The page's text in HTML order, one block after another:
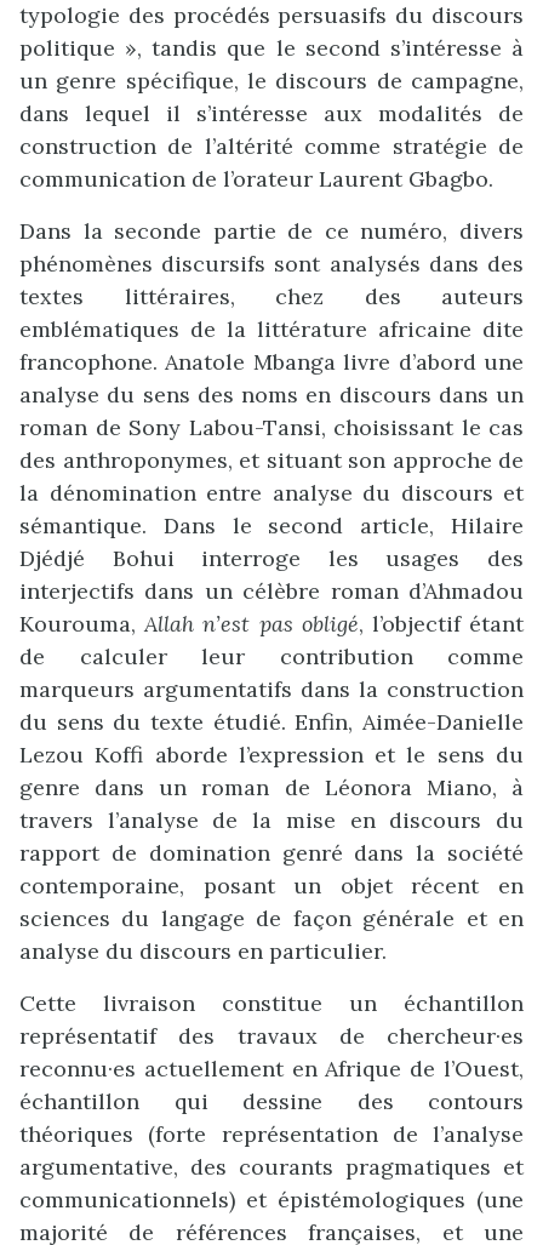
typologie des procédés persuasifs du discours
politique », tandis que le second s’intéresse à
un genre spécifique, le discours de campagne,
dans lequel il s’intéresse aux modalités de
construction de l’altérité comme stratégie de
communication de l’orateur Laurent Gbagbo.
Dans la seconde partie de ce numéro, divers
phénomènes discursifs sont analysés dans des
textes littéraires, chez des auteurs
emblématiques de la littérature africaine dite
francophone. Anatole Mbanga livre d’abord une
analyse du sens des noms en discours dans un
roman de Sony Labou-Tansi, choisissant le cas
des anthroponymes, et situant son approche de
la dénomination entre analyse du discours et
sémantique. Dans le second article, Hilaire
Djédjé Bohui interroge les usages des
interjectifs dans un célèbre roman d’Ahmadou
Kourouma,Allah n’est pas obligé, l’objectif étant
de calculer leur contribution comme
marqueurs argumentatifs dans la construction
du sens du texte étudié. Enfin, Aimée-Danielle
Lezou Koffi aborde l’expression et le sens du
genre dans un roman de Léonora Miano, à
travers l’analyse de la mise en discours du
rapport de domination genré dans la société
contemporaine, posant un objet récent en
sciences du langage de façon générale et en
analyse du discours en particulier.
Cette livraison constitue un échantillon
représentatif des travaux de chercheur·es
reconnu·es actuellement en Afrique de l’Ouest,
échantillon qui dessine des contours
théoriques (forte représentation de l’analyse
argumentative, des courants pragmatiques et
communicationnels) et épistémologiques (une
majorité de références françaises, et une